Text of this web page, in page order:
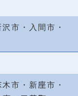
市・入間市・
市・新座市・